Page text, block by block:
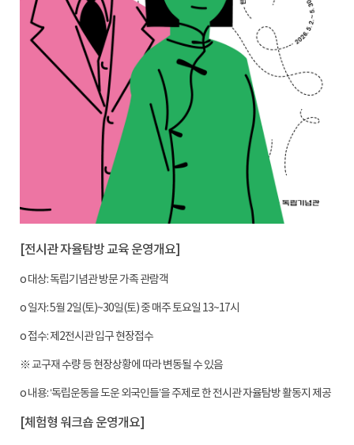
[전시관 자율탐방 교육 운영개요]
o 대상:독립기념관 방문 가족 관람객
o 일자: 5월2일(토)~30일(토)중 매주 토요일 13~17시
o 접수:제 2전시관 입구 현장접수
※교구재 수량 등 현장상황에 따라 변동될 수 있음
o 내용:‘독립운동을 도운 외국인들’을 주제로 한 전시관 자율탐방 활동지 제공
[체험형 워크숍 운영개요]